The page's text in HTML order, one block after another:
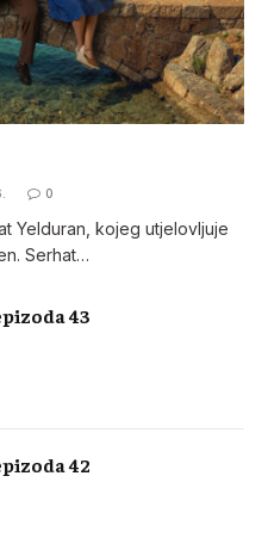
0
Yelduran, kojeg utjelovljuje
Serhat…
43
42